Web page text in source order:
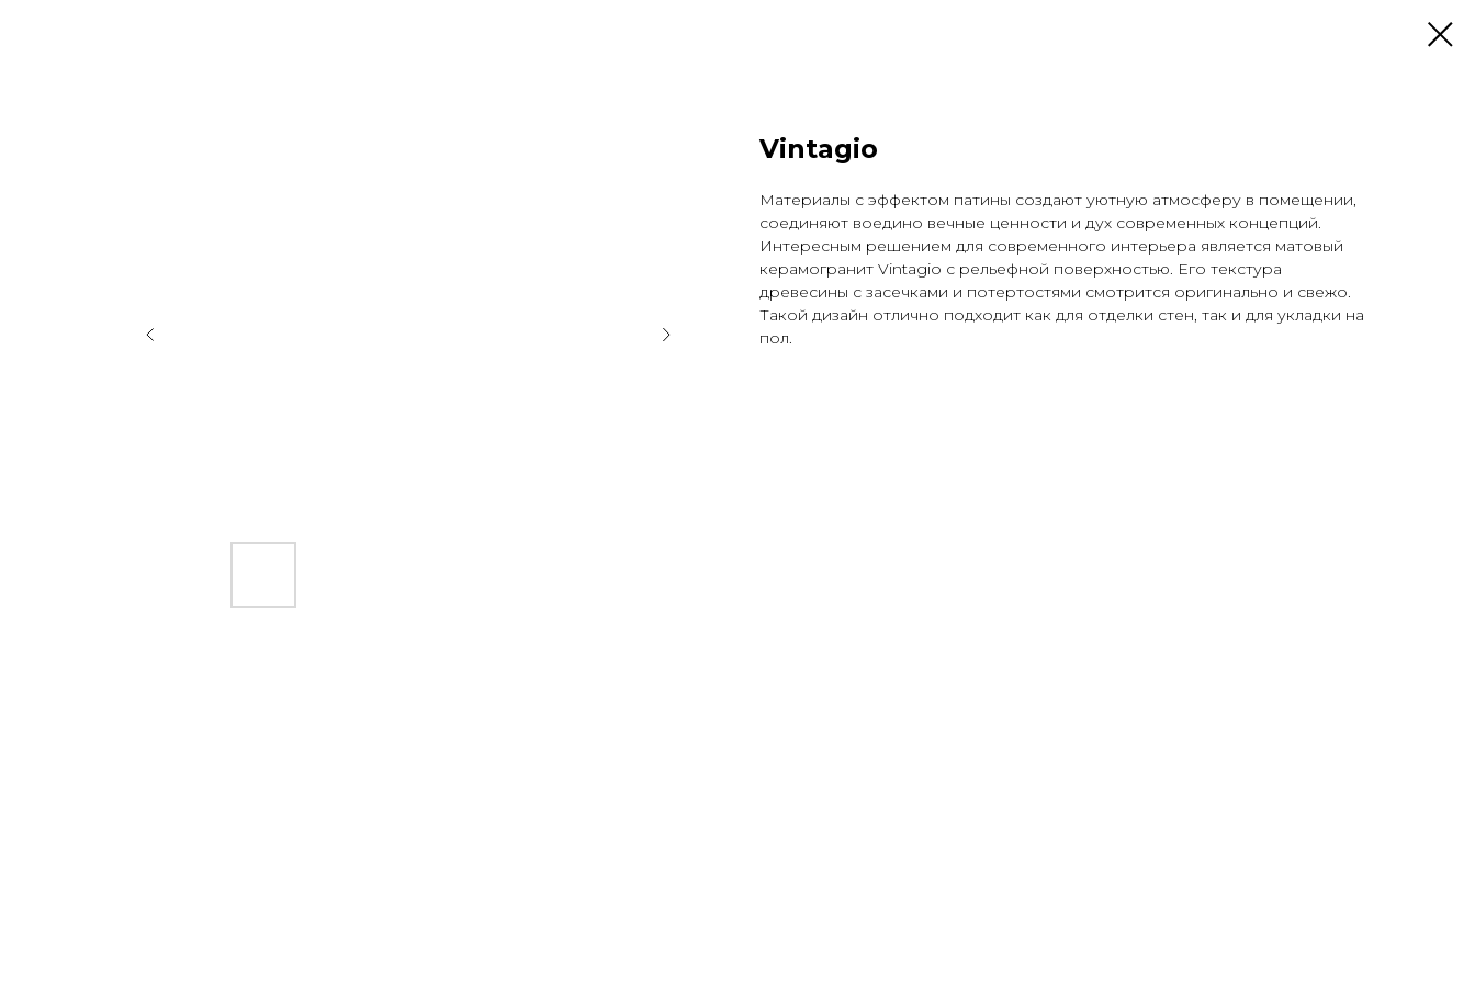
Vintagio
Материалы с эффектом патины создают уютную атмосферу в помещении,
соединяют воедино вечные ценности и дух современных концепций.
Интересным решением для современного интерьера является матовый
керамогранит Vintagio с рельефной поверхностью. Его текстура
древесины с засечками и потертостями смотрится оригинально и свежо.
Такой дизайн отлично подходит как для отделки стен, так и для укладки на
пол.